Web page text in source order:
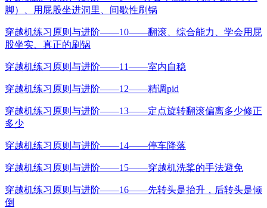
脚）、用屁股坐进洞里、间歇性刷锅
穿越机练习原则与进阶——10——翻滚、综合能力、学会用屁
股坐实、真正的刷锅
穿越机练习原则与进阶——11——室内自稳
穿越机练习原则与进阶——12——精调pid
穿越机练习原则与进阶——13——定点旋转翻滚偏离多少修正
多少
穿越机练习原则与进阶——14——停车降落
穿越机练习原则与进阶——15——穿越机洗桨的手法避免
穿越机练习原则与进阶——16——先转头是抬升，后转头是倾
倒